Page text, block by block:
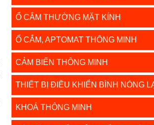
Ổ CẮM THƯỜNG MẶT KÍNH
Ổ CẮM, APTOMAT THÔNG MINH
CẢM BIẾN THÔNG MINH
THIẾT BỊ ĐIỀU KHIỂN BÌNH NÓNG
KHOÁ THÔNG MINH